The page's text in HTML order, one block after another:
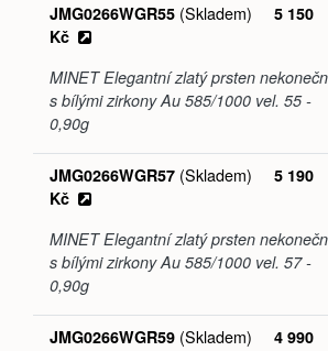
JMG0266WGR55 (Skladem)
5 150
Kč
MINET Elegantní zlatý prsten
s bílými zirkony Au 585/1000 vel. 55 -
0,90g
JMG0266WGR57 (Skladem)
5 190
Kč
MINET Elegantní zlatý prsten
s bílými zirkony Au 585/1000 vel. 57 -
0,90g
JMG0266WGR59 (Skladem)
4 990